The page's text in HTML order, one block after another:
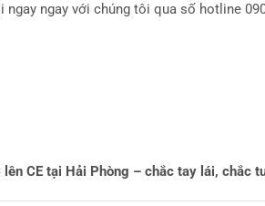
ngay với chúng tôi qua số hotline
lên CE tại Hải Phòng – chắc tay lái, chắc